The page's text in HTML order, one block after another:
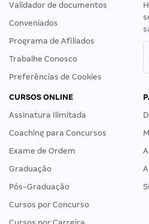
Validador de documentos
Conveniados
Programa de Afiliados
Trabalhe Conosco
Preferências de Cookies
CURSOS ONLINE
Assinatura Ilimitada
Coaching para Concursos
Exame de Ordem
Graduação
Pós-Graduação
Cursos por Concurso